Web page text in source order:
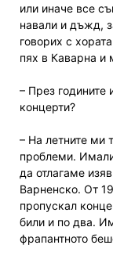
или иначе все
навали и дъжд,
говорих с
пях в Каварна и
– През годините
концерти?
– На летните ми
проблеми.
да отлагаме
Варненско. От
пропускал
били и по два.
фрапантното